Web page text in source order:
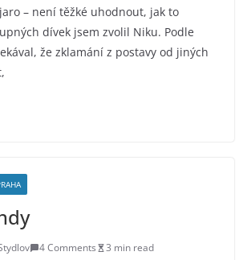
– není těžké uhodnout, jak to
dívek jsem zvolil Niku. Podle
že zklamání z postavy od jiných
4 Comments 3 min read